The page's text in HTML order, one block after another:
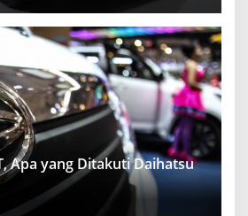
Apa yang Ditakuti Daihatsu